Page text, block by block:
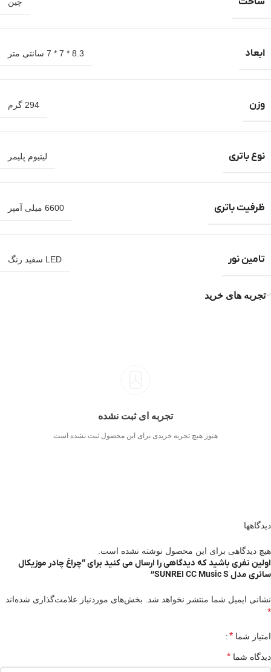
ابعاد 8.3 * 7 * 7 سانتی متر
وزن 294 گرم
نوع باتری لیتیوم پلیمر
ظرفیت باتری 6600 میلی آمپر
تامین نور LED سفید رنگ
تجربه های خرید
تجربه ای ثبت نشده
هنوز هیچ تجربه خریدی برای این محصول ثبت نشده است
دیدگاهها
هیچ دیدگاهی برای این محصول نوشته نشده است.
اولین نفری باشید که دیدگاهی را ارسال می کنید برای “چراغ چادر موزیکال
سانری مدل SUNREI CC Music S”
نشانی ایمیل شما منتشر نخواهد شد. بخش‌های موردنیاز علامت‌گذاری شده‌اند
*
امتیاز شما *
دیدگاه شما *